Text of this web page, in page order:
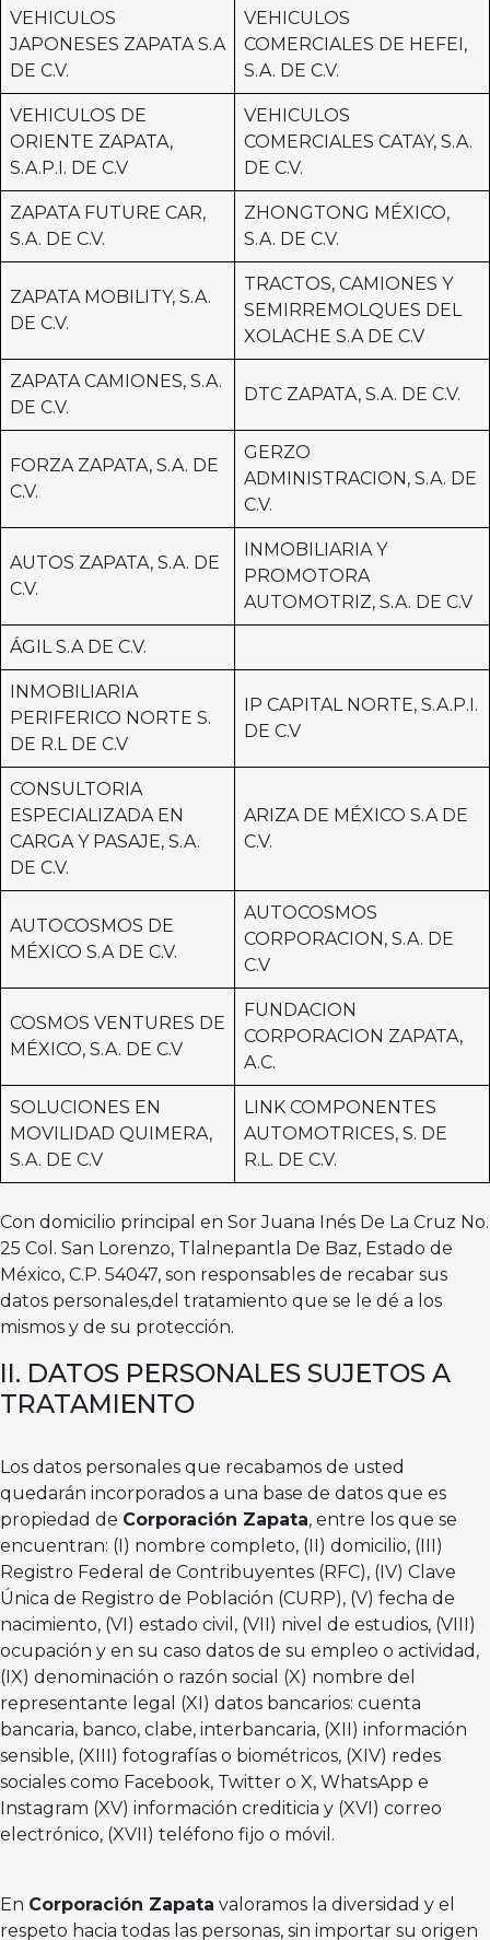
VEHICULOS
JAPONESES ZAPATA S.A
DE C.V.
VEHICULOS
COMERCIALES DE HEFEI,
S.A. DE C.V.
VEHICULOS DE
ORIENTE ZAPATA,
S.A.P.I. DE C.V
VEHICULOS
COMERCIALES CATAY, S.A.
DE C.V.
ZAPATA FUTURE CAR,
S.A. DE C.V.
ZHONGTONG MÉXICO,
S.A. DE C.V.
ZAPATA MOBILITY, S.A.
DE C.V.
TRACTOS, CAMIONES Y
SEMIRREMOLQUES DEL
XOLACHE S.A DE C.V
ZAPATA CAMIONES, S.A.
DE C.V.
DTC ZAPATA, S.A. DE C.V.
FORZA ZAPATA, S.A. DE
C.V.
GERZO
ADMINISTRACION, S.A. DE
C.V.
AUTOS ZAPATA, S.A. DE
C.V.
INMOBILIARIA Y
PROMOTORA
AUTOMOTRIZ, S.A. DE C.V
ÁGIL S.A DE C.V.
INMOBILIARIA
PERIFERICO NORTE S.
DE R.L DE C.V
IP CAPITAL NORTE, S.A.P.I.
DE C.V
CONSULTORIA
ESPECIALIZADA EN
CARGA Y PASAJE, S.A.
DE C.V.
ARIZA DE MÉXICO S.A DE
C.V.
AUTOCOSMOS DE
MÉXICO S.A DE C.V.
AUTOCOSMOS
CORPORACION, S.A. DE
C.V
COSMOS VENTURES DE
MÉXICO, S.A. DE C.V
FUNDACION
CORPORACION ZAPATA,
A.C.
SOLUCIONES EN
MOVILIDAD QUIMERA,
S.A. DE C.V
LINK COMPONENTES
AUTOMOTRICES, S. DE
R.L. DE C.V.
Con domicilio principal en Sor Juana Inés De La Cruz No.
25 Col. San Lorenzo, Tlalnepantla De Baz, Estado de
México, C.P. 54047, son responsables de recabar sus
datos personales,del tratamiento que se le dé a los
mismos y de su protección.
II. DATOS PERSONALES SUJETOS A
TRATAMIENTO
Los datos personales que recabamos de usted
quedarán incorporados a una base de datos que es
propiedad de Corporación Zapata, entre los que se
encuentran: (I) nombre completo, (II) domicilio, (III)
Registro Federal de Contribuyentes (RFC), (IV) Clave
Única de Registro de Población (CURP), (V) fecha de
nacimiento, (VI) estado civil, (VII) nivel de estudios, (VIII)
ocupación y en su caso datos de su empleo o actividad,
(IX) denominación o razón social (X) nombre del
representante legal (XI) datos bancarios: cuenta
bancaria, banco, clabe, interbancaria, (XII) información
sensible, (XIII) fotografías o biométricos, (XIV) redes
sociales como Facebook, Twitter o X, WhatsApp e
Instagram (XV) información crediticia y (XVI) correo
electrónico, (XVII) teléfono fijo o móvil.
En Corporación Zapata valoramos la diversidad y el
respeto hacia todas las personas, sin importar su origen